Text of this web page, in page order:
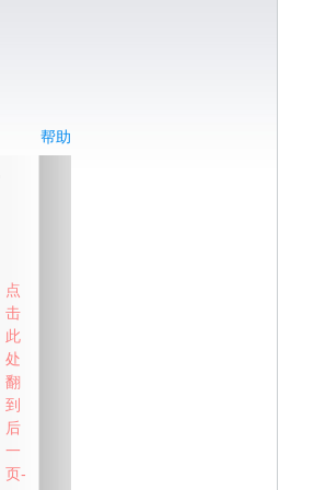
帮助
点
击
此
处
翻
到
后
一
页-